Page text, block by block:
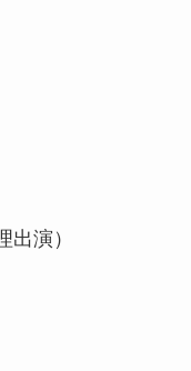
出演 ）